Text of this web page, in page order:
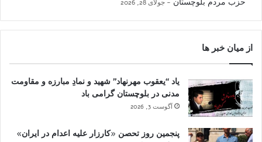
جولای 28, 2026
از میان خبر ها
یاد “یعقوب مهرنهاد” شهید و نمادِ مبارزه و مقاومت
مدنی در بلوچستان گرامی باد
آگوست 3, 2026
پنجمین روز تحصن «کارزار علیه اعدام در ایران»